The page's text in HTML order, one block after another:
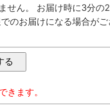
せん。 お届け時に3分
のお届けになる場合が
きます。